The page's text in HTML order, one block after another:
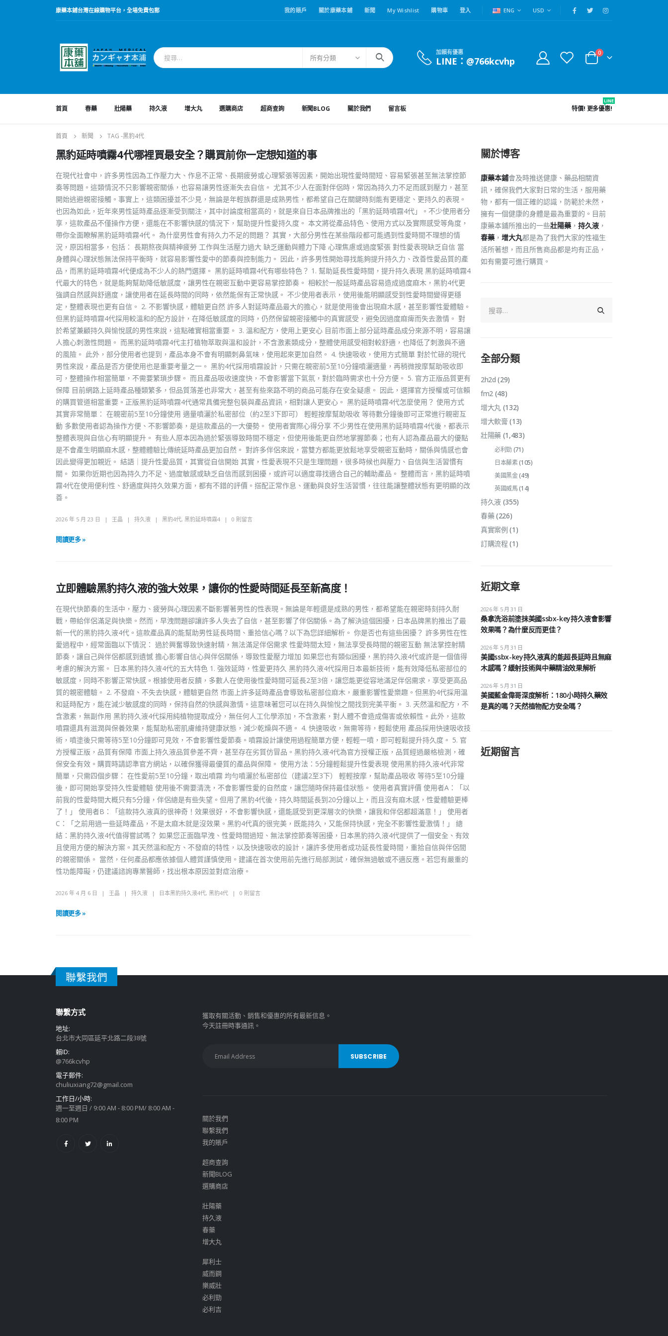
康藥本鋪台灣在線購物平台，全場免費包郵 我的賬戶 關於康藥本鋪 新聞 My Wishlist 購物車 登入 ENG USD
所有分類
加賴有優惠
LINE：@766kcvhp
0
首頁 春藥 壯陽藥 持久液 增大丸 選購商店 超商查詢 新聞BLOG 關於我們 留言板 特價! 更多優惠!
LINE
首頁 新聞 TAG -黑豹4代
黑豹延時噴霧4代哪裡買最安全？購買前你一定想知道的事
在現代社會中，許多男性因為工作壓力大、作息不正常、長期疲勞或心理緊張等因素，開始出現性愛時間短、容易緊張甚至無法掌控節
奏等問題。這類情況不只影響親密關係，也容易讓男性逐漸失去自信。 尤其不少人在面對伴侶時，常因為持久力不足而感到壓力，甚至
開始逃避親密接觸。事實上，這類困擾並不少見，無論是年輕族群還是成熟男性，都希望自己在關鍵時刻能有更穩定、更持久的表現。
也因為如此，近年來男性延時產品逐漸受到關注，其中討論度相當高的，就是來自日本品牌推出的「黑豹延時噴霧4代」。不少使用者分
享，這款產品不僅操作方便，還能在不影響快感的情況下，幫助提升性愛持久度。 本文將從產品特色、使用方式以及實際感受等角度，
帶你全面瞭解黑豹延時噴霧4代。 為什麼男性會有持久力不足的問題？ 其實，大部分男性在某些階段都可能遇到性愛時間不理想的情
況，原因相當多，包括： 長期熬夜與精神疲勞 工作與生活壓力過大 缺乏運動與體力下降 心理焦慮或過度緊張 對性愛表現缺乏自信 當
身體與心理狀態無法保持平衡時，就容易影響性愛中的節奏與控制能力。 因此，許多男性開始尋找能夠提升持久力、改善性愛品質的產
品，而黑豹延時噴霧4代便成為不少人的熱門選擇。 黑豹延時噴霧4代有哪些特色？ 1. 幫助延長性愛時間，提升持久表現 黑豹延時噴霧4
代最大的特色，就是能夠幫助降低敏感度，讓男性在親密互動中更容易掌控節奏。 相較於一般延時產品容易造成過度麻木，黑豹4代更
強調自然感與舒適度，讓使用者在延長時間的同時，依然能保有正常快感。 不少使用者表示，使用後能明顯感受到性愛時間變得更穩
定，整體表現也更有自信。 2. 不影響快感，體驗更自然 許多人對延時產品最大的擔心，就是使用後會出現麻木感，甚至影響性愛體驗。
但黑豹延時噴霧4代採用較溫和的配方設計，在降低敏感度的同時，仍然保留親密接觸中的真實感受，避免因過度麻痺而失去激情。 對
於希望兼顧持久與愉悅感的男性來說，這點確實相當重要。 3. 溫和配方，使用上更安心 目前市面上部分延時產品成分來源不明，容易讓
人擔心刺激性問題。 而黑豹延時噴霧4代主打植物萃取與溫和設計，不含激素類成分，整體使用感受相對較舒適，也降低了刺激與不適
的風險。 此外，部分使用者也提到，產品本身不會有明顯刺鼻氣味，使用起來更加自然。 4. 快速吸收，使用方式簡單 對於忙碌的現代
男性來說，產品是否方便使用也是重要考量之一。 黑豹4代採用噴霧設計，只需在親密前5至10分鐘噴灑適量，再稍微按摩幫助吸收即
可，整體操作相當簡單，不需要繁瑣步驟。 而且產品吸收速度快，不會影響當下氣氛，對於臨時需求也十分方便。 5. 官方正版品質更有
保障 目前網路上延時產品種類繁多，但品質落差也非常大，甚至有些來路不明的商品可能存在安全疑慮。 因此，選擇官方授權或可信賴
的購買管道相當重要。正版黑豹延時噴霧4代通常具備完整包裝與產品資訊，相對讓人更安心。 黑豹延時噴霧4代怎麼使用？ 使用方式
其實非常簡單： 在親密前5至10分鐘使用 適量噴灑於私密部位（約2至3下即可） 輕輕按摩幫助吸收 等待數分鐘後即可正常進行親密互
動 多數使用者認為操作方便、不影響節奏，是這款產品的一大優勢。 使用者實際心得分享 不少男性在使用黑豹延時噴霧4代後，都表示
整體表現與自信心有明顯提升。 有些人原本因為過於緊張導致時間不穩定，但使用後能更自然地掌握節奏；也有人認為產品最大的優點
是不會產生明顯麻木感，整體體驗比傳統延時產品更加自然。 對許多伴侶來說，當雙方都能更放鬆地享受親密互動時，關係與情感也會
因此變得更加親近。 結語｜提升性愛品質，其實從自信開始 其實，性愛表現不只是生理問題，很多時候也與壓力、自信與生活習慣有
關。 如果你近期也因為持久力不足、過度敏感或缺乏自信而感到困擾，或許可以適度尋找適合自己的輔助產品。 整體而言，黑豹延時噴
霧4代在使用便利性、舒適度與持久效果方面，都有不錯的評價。搭配正常作息、運動與良好生活習慣，往往能讓整體狀態有更明顯的改
善。
2026 年 5 月 23 日 王晶 持久液 黑豹4代, 黑豹延時噴霧4 0 則留言
閱讀更多 »
立即體驗黑豹持久液的強大效果，讓你的性愛時間延長至新高度！
在現代快節奏的生活中，壓力、疲勞與心理因素不斷影響著男性的性表現。無論是年輕還是成熟的男性，都希望能在親密時刻持久耐
戰，帶給伴侶滿足與快樂。然而，早洩問題卻讓許多人失去了自信，甚至影響了伴侶關係。為了解決這個困擾，日本品牌黑豹推出了最
新一代的黑豹持久液4代。這款產品真的能幫助男性延長時間、重拾信心嗎？以下為您詳細解析。 你是否也有這些困擾？ 許多男性在性
愛過程中，經常面臨以下情況： 過於興奮導致快速射精，無法滿足伴侶需求 性愛時間太短，無法享受長時間的親密互動 無法掌控射精
節奏，讓自己與伴侶都感到遺憾 擔心影響自信心與伴侶關係，導致性愛壓力增加 如果您也有類似困擾，黑豹持久液4代或許是一個值得
考慮的解決方案。 日本黑豹持久液4代的五大特色 1. 強效延時，性愛更持久 黑豹持久液4代採用日本最新技術，能有效降低私密部位的
敏感度，同時不影響正常快感。根據使用者反饋，多數人在使用後性愛時間可延長2至3倍，讓您能更從容地滿足伴侶需求，享受更高品
質的親密體驗。 2. 不發麻、不失去快感，體驗更自然 市面上許多延時產品會導致私密部位麻木，嚴重影響性愛樂趣。但黑豹4代採用溫
和延時配方，能在減少敏感度的同時，保持自然的快感與激情。這意味著您可以在持久與愉悅之間找到完美平衡。 3. 天然溫和配方，不
含激素，無副作用 黑豹持久液4代採用純植物提取成分，無任何人工化學添加，不含激素，對人體不會造成傷害或依賴性。此外，這款
噴霧還具有滋潤與保養效果，能幫助私密肌膚維持健康狀態，減少乾燥與不適。 4. 快速吸收，無需等待，輕鬆使用 產品採用快速吸收技
術，噴塗後只需等待5至10分鐘即可見效，不會影響性愛節奏。噴霧設計讓使用過程簡單方便，輕輕一噴，即可輕鬆提升持久度。 5. 官
方授權正版，品質有保障 市面上持久液品質參差不齊，甚至存在劣質仿冒品。黑豹持久液4代為官方授權正版，品質經過嚴格檢測，確
保安全有效。購買時請認準官方網站，以確保獲得最優質的產品與保障。 使用方法：5分鐘輕鬆提升性愛表現 使用黑豹持久液4代非常
簡單，只需四個步驟： 在性愛前5至10分鐘，取出噴霧 均勻噴灑於私密部位（建議2至3下） 輕輕按摩，幫助產品吸收 等待5至10分鐘
後，即可開始享受持久性愛體驗 使用後不需要清洗，不會影響性愛的自然度，讓您隨時保持最佳狀態。 使用者真實評價 使用者A：「以
前我的性愛時間大概只有5分鐘，伴侶總是有些失望。但用了黑豹4代後，持久時間延長到20分鐘以上，而且沒有麻木感，性愛體驗更棒
了！」 使用者B：「這款持久液真的很神奇！效果很好，不會影響快感，還能感受到更深層次的快樂，讓我和伴侶都超滿意！」 使用者
C：「之前用過一些延時產品，不是太麻木就是沒效果。黑豹4代真的很完美，既能持久，又能保持快感，完全不影響性愛激情！」 總
結：黑豹持久液4代值得嘗試嗎？ 如果您正面臨早洩、性愛時間過短、無法掌控節奏等困擾，日本黑豹持久液4代提供了一個安全、有效
且使用方便的解決方案。其天然溫和配方、不發麻的特性，以及快速吸收的設計，讓許多使用者成功延長性愛時間，重拾自信與伴侶間
的親密關係。 當然，任何產品都應依據個人體質謹慎使用。建議在首次使用前先進行局部測試，確保無過敏或不適反應。若您有嚴重的
性功能障礙，仍建議諮詢專業醫師，找出根本原因並對症治療。
2026 年 4 月 6 日 王晶 持久液 日本黑豹持久液4代, 黑豹4代 0 則留言
閱讀更多 »
關於博客
康藥本鋪會及時推送健康、藥品相關資
訊，確保我們大家對日常的生活，服用藥
物，都有一個正確的認識，防範於未然，
擁有一個健康的身體是最為重要的。目前
康藥本鋪所推出的一些壯陽藥 ， 持久液 ，
春藥 ， 增大丸都是為了我們大家的性福生
活所著想，而且所售商品都是均有正品，
如有需要可進行購買。
全部分類
2h2d (29)
fm2(48)
增大丸(132)
增大軟膏 (13)
壯陽藥(1,483)
必利勁(71)
日本藤素(105)
美國黑金(49)
英國威馬(14)
持久液(355)
春藥(226)
真實案例 (1)
訂購流程 (1)
近期文章
桑拿洗浴前塗抹美國ssbx-key持久液會影響
效果嗎？為什麼反而更佳？
2026 年 5 月 31 日
美國ssbx-key持久液真的能超長延時且無麻
木感嗎？緩射技術與中藥精油效果解析
2026 年 5 月 31 日
美國藍金偉哥深度解析：180小時持久藥效
是真的嗎？天然植物配方安全嗎？
2026 年 5 月 31 日
近期留言
聯繫我們
聯繫方式
地址:
台北市大同區延平北路二段38號
賴ID:
@766kcvhp
電子郵件:
chuliuxiang72@gmail.com
工作日/小時:
週一至週日 / 9:00 AM - 8:00 PM/ 8:00 AM -
8:00 PM
獲取有關活動、銷售和優惠的所有最新信息。
今天註冊時事通訊。
關於我們
聯繫我們
我的賬戶
超商查詢
新聞BLOG
選購商店
壯陽藥
持久液
春藥
增大丸
犀利士
威而鋼
樂威壯
必利勁
必利吉